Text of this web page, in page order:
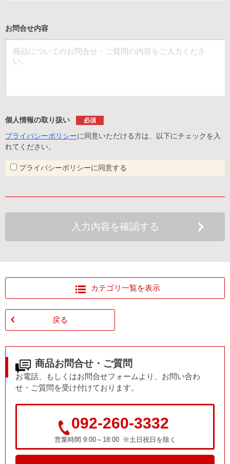
お問合せ内容
個人情報の取り扱い 必須
プライバシーポリシーに同意いただける方は、以下にチェックを入
れてください。
プライバシーポリシーに同意する
戻る
カテゴリ一覧を表示
商品お問合せ・ご質問
お電話、もしくはお問合せフォームより、お問い合わ
せ・ご質問を受け付けております。
092-260-3332
営業時間 9:00～18:00 ※土日祝日を除く